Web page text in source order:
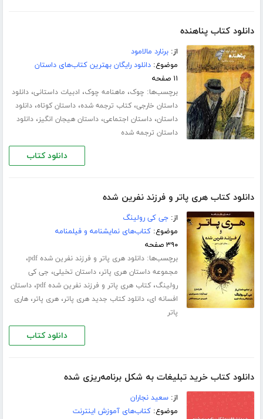
دانلود کتاب پناهنده
از:برنارد مالامود
موضوع:دانلود رایگان بهترین کتاب‌های داستان
۱۱ صفحه
برچسب‌ها: چوک، ماهنامه چوک، ادبیات داستانی،دانلود
داستان خارجی،کتاب ترجمه شده،داستان کوتاه،دانلود
داستان،داستان اجتماعی،داستان هیجان انگیز،دانلود
داستان ترجمه شده
دانلود کتاب
دانلود کتاب هری پاتر و فرزند نفرین شده
از:جی کی رولینگ
موضوع:کتاب‌های نمایشنامه و فیلمنامه
۳۹۰ صفحه
برچسب‌ها:دانلود هری پاتر و فرزند نفرین شده pdf ،
مجموعه داستان هری پاتر،داستان تخیلی، جی کی
رولینگ،کتاب هری پاتر و فرزند نفرین شده pdf ،داستان
افسانه ای،دانلود کتاب جدید هری پاتر،هری پاتر،هاری
پاتر
دانلود کتاب
دانلود کتاب خرید تبلیغات به شکل برنامه‌ریزی شده
از:سعید نجاران
موضوع:کتاب‌های آموزش اینترنت